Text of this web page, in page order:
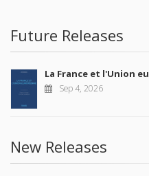
Future Releases
La France et l'Union
Sep 4, 2026
New Releases